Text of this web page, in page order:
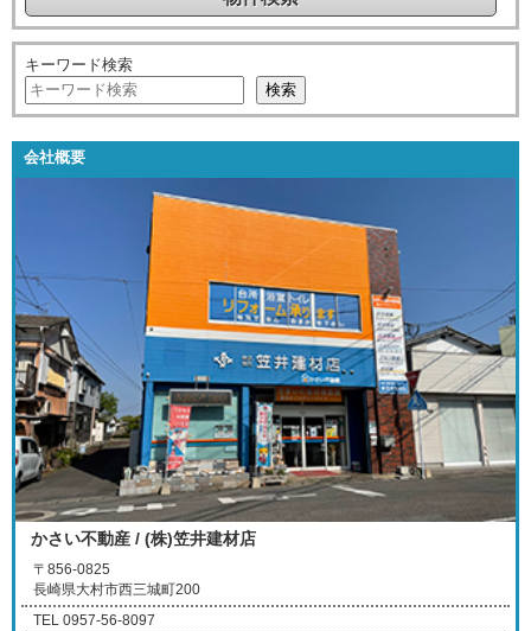
キーワード検索
検索
会社概要
かさい不動産 / (株)笠井建材店
〒856-0825
長崎県大村市西三城町200
TEL 0957-56-8097